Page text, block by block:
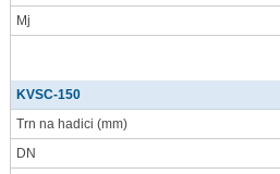
Mj
KVSC-150
Trn na hadici (mm)
DN